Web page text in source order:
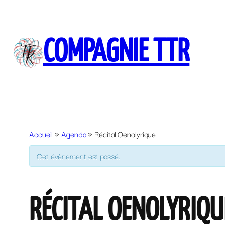
COMPAGNIE TTR
Accueil »Agenda» Récital Oenolyrique
Cet évènement est passé.
RÉCITAL